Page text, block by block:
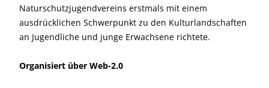
Naturschutzjugendvereins erstmals mit einem
ausdrücklichen Schwerpunkt zu den Kulturlandschaften
an Jugendliche und junge Erwachsene richtete.
Organisiert über Web-2.0